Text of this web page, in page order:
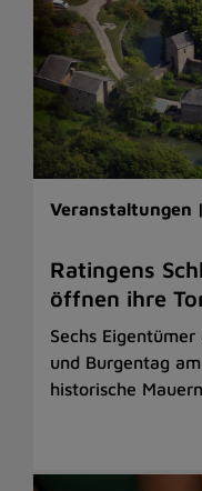
Veranstaltungen |
Ratingens
öffnen ihre
Sechs
und Burgentag
historische Mauern